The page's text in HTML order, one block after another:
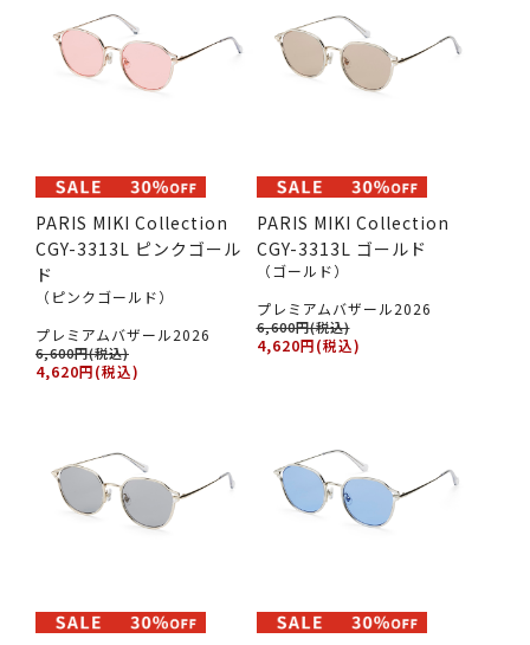
PARIS MIKI Collection
CGY-3313L ピンクゴール
ド
（ピンクゴールド）
プレミアムバザール2026
6,600円(税込)
4,620円(税込)
PARIS MIKI Collection
CGY-3313L ゴールド
（ゴールド）
プレミアムバザール2026
6,600円(税込)
4,620円(税込)